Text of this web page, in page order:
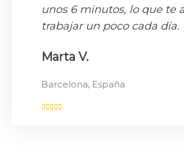
unos 6 minutos, lo que te
trabajar un poco cada día.
Marta V.
Barcelona, España